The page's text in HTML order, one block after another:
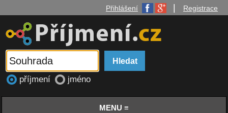
Přihlášení Registrace
příjmení jméno
MENU ≡